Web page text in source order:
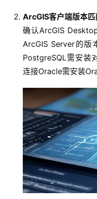
ArcGIS客户端版本
确认ArcGIS
ArcGIS Server的版
PostgreSQL需安装
连接Oracle需安装